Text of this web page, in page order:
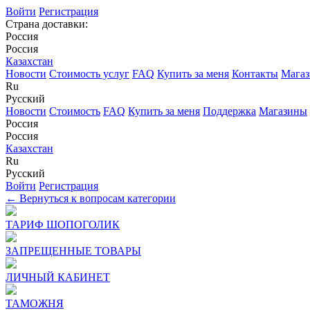
Войти Регистрация
Страна доставки:
Россия
Россия
Казахстан
Новости Стоимость услуг FAQ Купить за меня Контакты
Ru
Русский
Новости Стоимость FAQ Купить за меня Поддержка Магазины
Россия
Россия
Казахстан
Ru
Русский
Войти Регистрация
← Вернуться к вопросам категории
ТАРИФ ШОПОГОЛИК
ЗАПРЕЩЕННЫЕ ТОВАРЫ
ЛИЧНЫЙ КАБИНЕТ
ТАМОЖНЯ